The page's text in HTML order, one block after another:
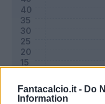
Fantacalcio.it - Do
Information